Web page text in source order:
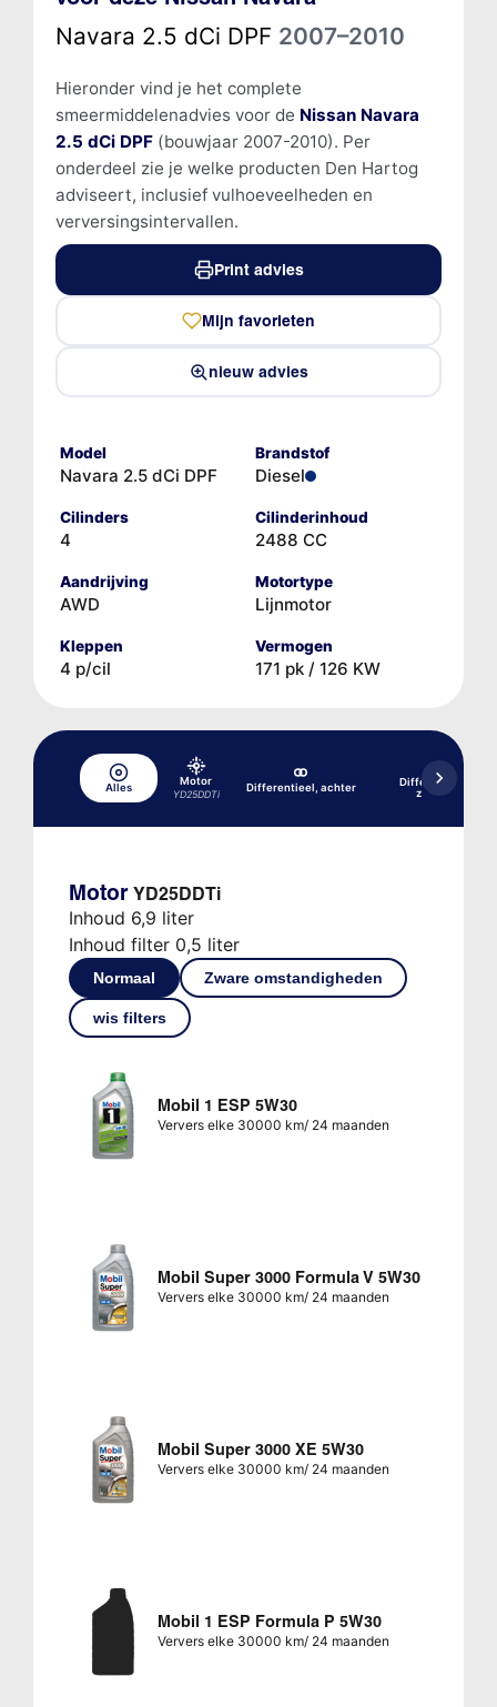
Navara 2.5 dCi DPF 2007–2010
Hieronder vind je het complete
smeermiddelenadvies voor de Nissan Navara
2.5 dCi DPF(bouwjaar 2007-2010). Per
onderdeel zie je welke producten Den Hartog
adviseert, inclusief vulhoeveelheden en
verversingsintervallen.
Print advies
Mijn favorieten
nieuw advies
Model
Navara 2.5 dCi DPF
Brandstof
Diesel
Cilinders
4
Cilinderinhoud
2488 CC
Aandrijving
AWD
Motortype
Lijnmotor
Kleppen
4 p/cil
Vermogen
171 pk / 126 KW
Alles
Motor
YD25DDTi
Differentieel, achter
Differentieel,
zelfblokkerend
Motor YD25DDTi
Inhoud 6,9 liter
Inhoud filter 0,5 liter
Normaal Zware omstandigheden
wis filters
Mobil 1 ESP 5W30
Ververs elke 30000 km/ 24 maanden
Mobil Super 3000 Formula V 5W30
Ververs elke 30000 km/ 24 maanden
Mobil Super 3000 XE 5W30
Ververs elke 30000 km/ 24 maanden
Mobil 1 ESP Formula P 5W30
Ververs elke 30000 km/ 24 maanden